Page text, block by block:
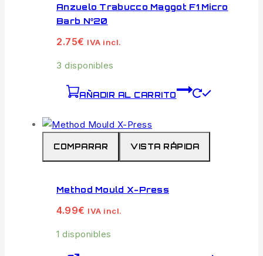
Anzuelo Trabucco Maggot F1 Micro
Barb Nº20
2.75€ IVA incl.
3 disponibles
AÑADIR AL CARRITO
COMPARAR VISTA RÁPIDA
Method Mould X-Press
4.99€ IVA incl.
1 disponibles